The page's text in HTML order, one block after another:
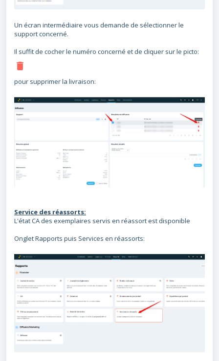
Un écran intermédiaire vous demande de sélectionner le
support concerné.
Il suffit de cocher le numéro concerné et de cliquer sur le picto:
pour supprimer la livraison:
Service des réassorts:
L'état CA des exemplaires servis en réassort est disponible
Onglet Rapports puis Services en réassorts: